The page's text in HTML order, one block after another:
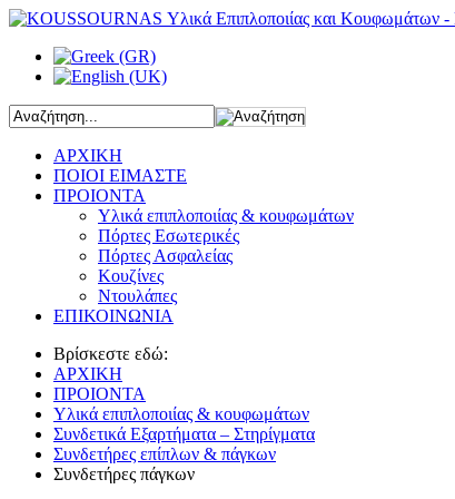
ΑΡΧΙΚΗ
ΠΟΙΟΙ ΕΙΜΑΣΤΕ
ΠΡΟΙΟΝΤΑ
Υλικά επιπλοποιίας & κουφωμάτων
Πόρτες Εσωτερικές
Πόρτες Ασφαλείας
Κουζίνες
Ντουλάπες
ΕΠΙΚΟΙΝΩΝΙΑ
Βρίσκεστε εδώ:
ΑΡΧΙΚΗ
ΠΡΟΙΟΝΤΑ
Υλικά επιπλοποιίας & κουφωμάτων
Συνδετικά Εξαρτήματα – Στηρίγματα
Συνδετήρες επίπλων & πάγκων
Συνδετήρες πάγκων